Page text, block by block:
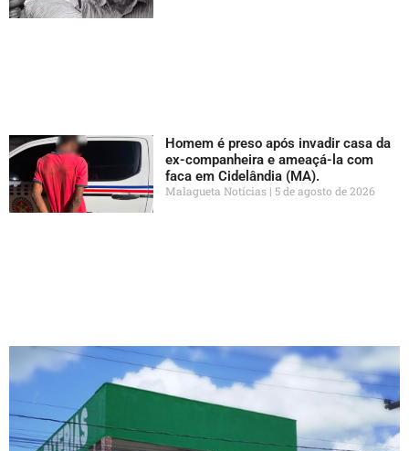
Homem é preso após invadir casa da
ex-companheira e ameaçá-la com
faca em Cidelândia (MA).
Malagueta Notícias 5 de agosto de 2026